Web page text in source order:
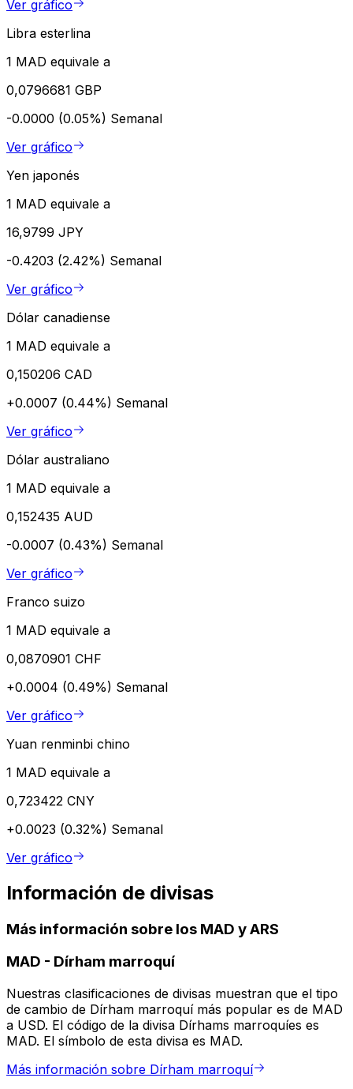
Ver gráfico
Libra esterlina
1 MAD equivale a
0,0796681 GBP
-0.0000 (0.05%) Semanal
Ver gráfico
Yen japonés
1 MAD equivale a
16,9799 JPY
-0.4203 (2.42%) Semanal
Ver gráfico
Dólar canadiense
1 MAD equivale a
0,150206 CAD
+0.0007 (0.44%) Semanal
Ver gráfico
Dólar australiano
1 MAD equivale a
0,152435 AUD
-0.0007 (0.43%) Semanal
Ver gráfico
Franco suizo
1 MAD equivale a
0,0870901 CHF
+0.0004 (0.49%) Semanal
Ver gráfico
Yuan renminbi chino
1 MAD equivale a
0,723422 CNY
+0.0023 (0.32%) Semanal
Ver gráfico
Información de divisas
Más información sobre los MAD y ARS
MAD - Dírham marroquí
Nuestras clasificaciones de divisas muestran que el tipo
de cambio de Dírham marroquí más popular es de MAD
a USD. El código de la divisa Dírhams marroquíes es
MAD. El símbolo de esta divisa es MAD.
Más información sobre Dírham marroquí